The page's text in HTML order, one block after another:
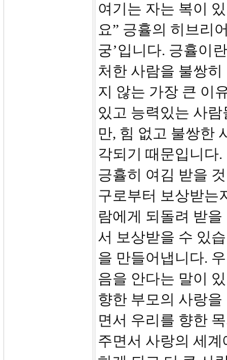
여기는 자는 복이
요” 긍휼의 히브리
궁’입니다. 긍휼이
처한 사람을 불쌍
지 않는 가장 큰 이
있고 능력있는 사
만, 힘 없고 불쌍한
각되기 때문입니다
긍휼히 여김 받을
구로부터 보상받는
람에게 되돌려 받
서 보상받을 수 있
을 만들어냅니다.
음을 안다는 말이
향한 부모의 사랑
면서 우리를 향한
주면서 사랑의 세